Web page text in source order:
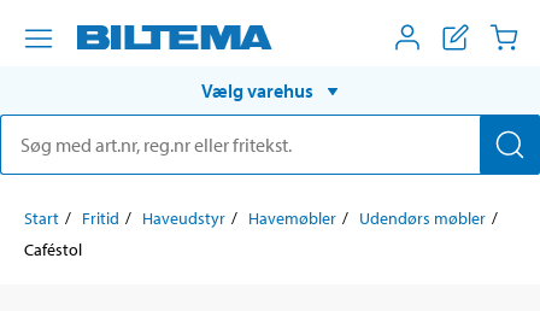
Vælg varehus
Start Fritid Haveudstyr Havemøbler
Udendørs møbler
Caféstol